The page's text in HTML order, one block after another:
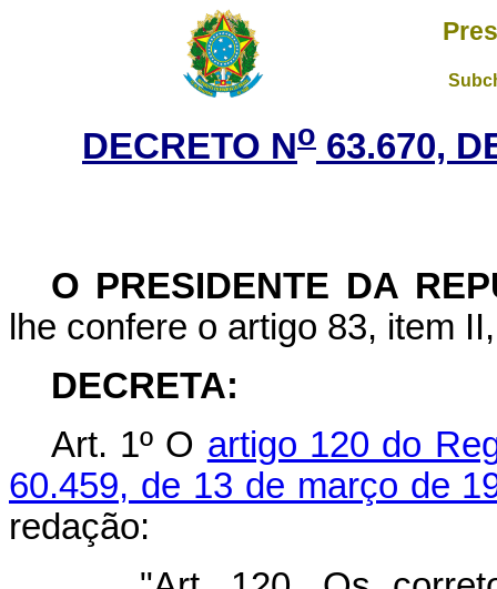
DECRETO No 63.670,
O PRESIDENTE DA
lhe confere o artigo 83, item
DECRETA:
Art. 1º O artigo 120 do
60.459, de 13 de março de
redação: